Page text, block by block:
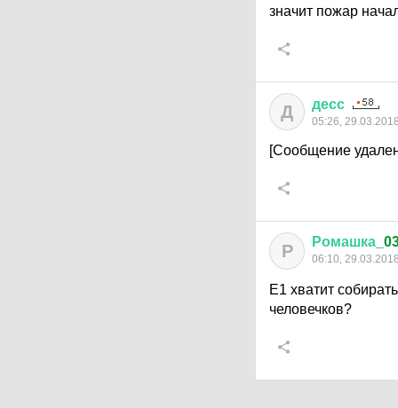
значит пожар
Д десс
05:26, 29.03.2018
[Сообщение
Р Ромашка
06:10, 29.03.2018
Е1 хватит
человечков?